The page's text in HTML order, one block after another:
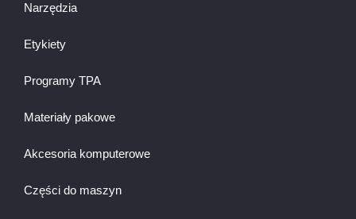
Narzędzia
Etykiety
Programy TPA
Materiały pakowe
Akcesoria komputerowe
Części do maszyn